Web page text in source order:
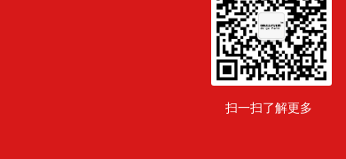
扫一扫了解更多